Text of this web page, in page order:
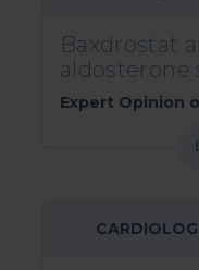
Baxdrostat
aldosterone
Expert Opinion